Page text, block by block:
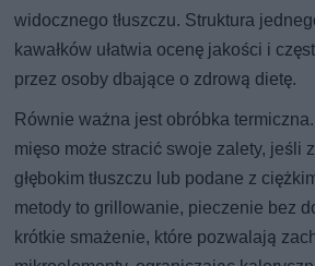
widocznego tłuszczu. Struktura
kawałków ułatwia ocenę jakości i
przez osoby dbające o zdrową dietę.
Równie ważna jest obróbka
mięso może stracić swoje zalety, jeśli
głębokim tłuszczu lub podane z
metody to grillowanie, pieczenie bez
krótkie smażenie, które pozwalają